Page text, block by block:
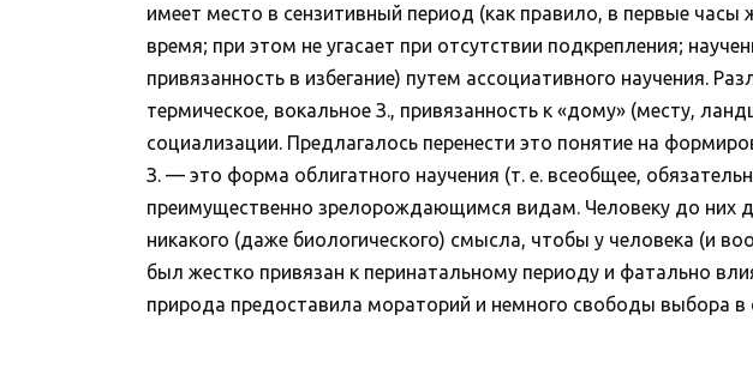
имеет место в сензитивный период (как правило, в первые часы
время; при этом не угасает при отсутствии подкрепления;
привязанность в избегание) путем ассоциативного научения.
термическое, вокальное З., привязанность к «дому» (месту,
социализации. Предлагалось перенести это понятие на
З. — это форма облигатного научения (т. е. всеобщее,
преимущественно зрелорождающимся видам. Человеку до них
никакого (даже биологического) смысла, чтобы у человека (и
был жестко привязан к перинатальному периоду и фатально
природа предоставила мораторий и немного свободы выбора